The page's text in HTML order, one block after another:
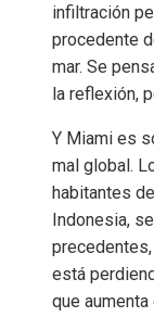
infiltración
procedente
mar. Se
la reflexión,
Y Miami es
mal global.
habitantes
Indonesia,
está
que